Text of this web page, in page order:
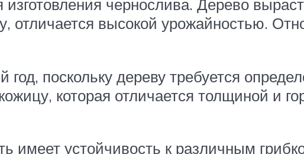
чернослива. Дерево
отличается высокой урожайностью.
поскольку дереву требуется
которая отличается толщиной и
имеет устойчивость к различным